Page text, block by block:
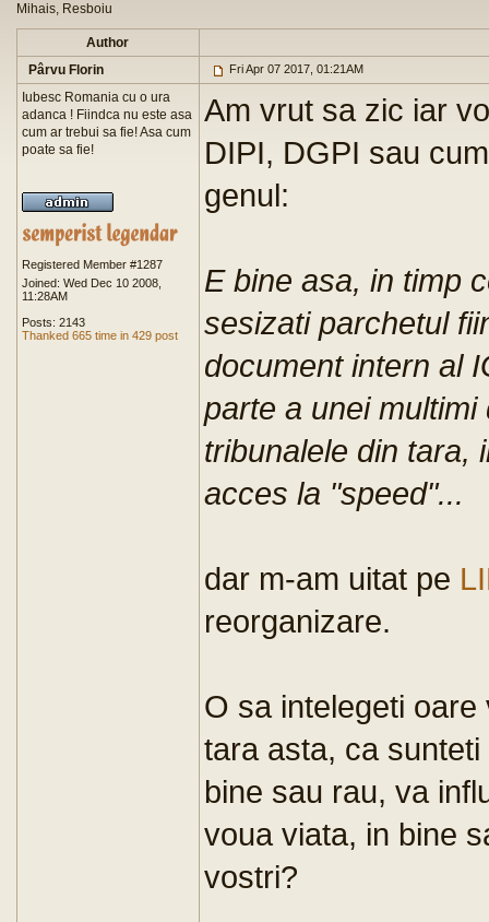
Mihais, Resboiu
Author
Pârvu Florin
Fri Apr 07 2017, 01:21AM
Iubesc Romania cu o ura
adanca ! Fiindca nu este asa
cum ar trebui sa fie! Asa cum
poate sa fie!
Registered Member #1287
Joined: Wed Dec 10 2008,
11:28AM
Posts: 2143
Thanked 665 time in 429 post
Am vrut sa zic iar
DIPI, DGPI sau
genul:
E bine asa, in timp
sesizati parchetul
document intern al
parte a unei
tribunalele din tara,
acces la "speed"...
dar m-am uitat pe
reorganizare.
O sa intelegeti
tara asta, ca
bine sau rau, va
voua viata, in bine
vostri?